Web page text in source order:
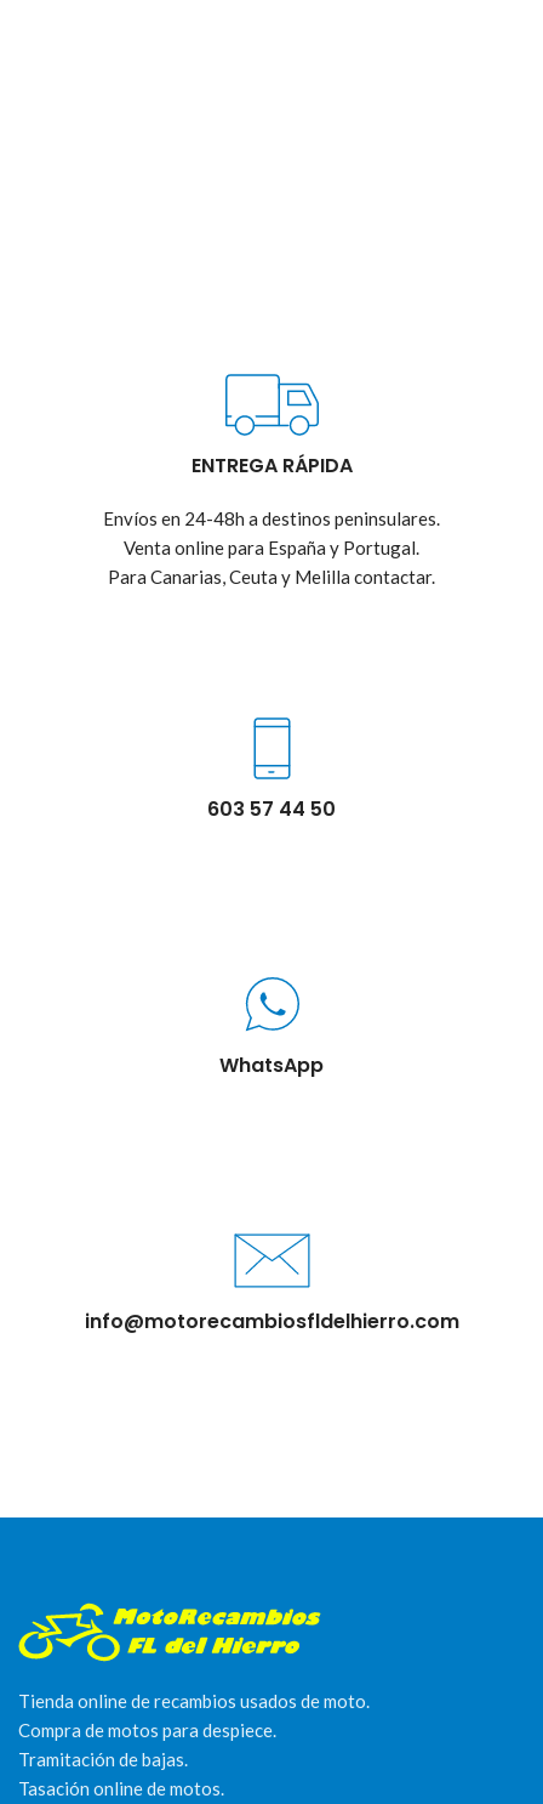
ENTREGA RÁPIDA
Envíos en 24-48h a destinos peninsulares.
Venta online para España y Portugal.
Para Canarias, Ceuta y Melilla contactar.
603 57 44 50
WhatsApp
info@motorecambiosfldelhierro.com
Tienda online de recambios usados de moto.
Compra de motos para despiece.
Tramitación de bajas.
Tasación online de motos.